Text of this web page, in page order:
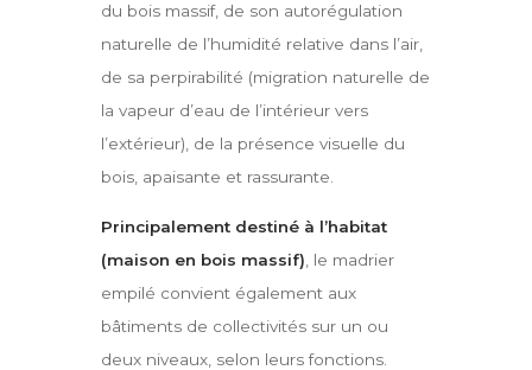
du bois massif, de son autorégulation
naturelle de l’humidité relative dans l’air,
de sa perpirabilité (migration naturelle de
la vapeur d’eau de l’intérieur vers
l’extérieur), de la présence visuelle du
bois, apaisante et rassurante.
Principalement destiné à l’habitat
(maison en bois massif) , le madrier
empilé convient également aux
bâtiments de collectivités sur un ou
deux niveaux, selon leurs fonctions.